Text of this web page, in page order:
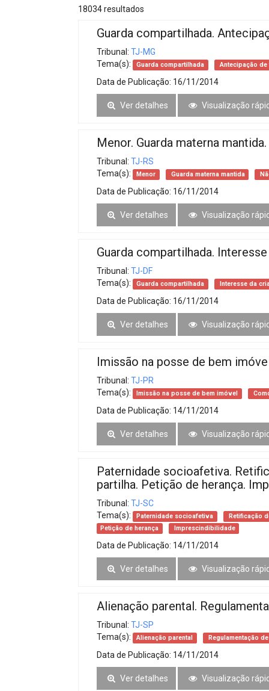
18034 resultados
Guarda compartilhada.
Tribunal: TJ-MG
Tema(s):
Guarda compartilhada Antecipação de
Data de Publicação: 16/11/2014
Ver detalhes Visualização
Menor. Guarda materna
Tribunal: TJ-RS
Tema(s):
Menor Guarda materna mantida
Data de Publicação: 16/11/2014
Ver detalhes Visualização
Guarda compartilhada.
Tribunal: TJ-DF
Tema(s):
Guarda compartilhada Interesse da
Data de Publicação: 16/11/2014
Ver detalhes Visualização
Imissão na posse de bem
Tribunal: TJ-PR
Tema(s):
Imissão na posse de bem imóvel
Data de Publicação: 14/11/2014
Ver detalhes Visualização
Paternidade socioafetiva.
partilha. Petição de herança.
Tribunal: TJ-SC
Tema(s):
Paternidade socioafetiva
Retificação
Petição de herança
Imprescindibilidade
Data de Publicação: 14/11/2014
Ver detalhes Visualização
Alienação parental.
Tribunal: TJ-SP
Tema(s):
Alienação parental Regulamentação
Data de Publicação: 14/11/2014
Ver detalhes Visualização